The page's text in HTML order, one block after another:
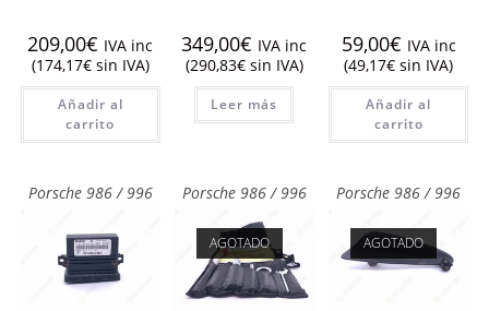
209,00€ IVA inc
(174,17€sin IVA)
Añadir al
carrito
349,00€ IVA inc
(290,83€sin IVA)
Leer más
59,00€ IVA inc
(49,17€ sin IVA)
Añadir al
carrito
Porsche 986 / 996 Porsche 986 / 996
AGOTADO
Porsche 986 / 996
AGOTADO